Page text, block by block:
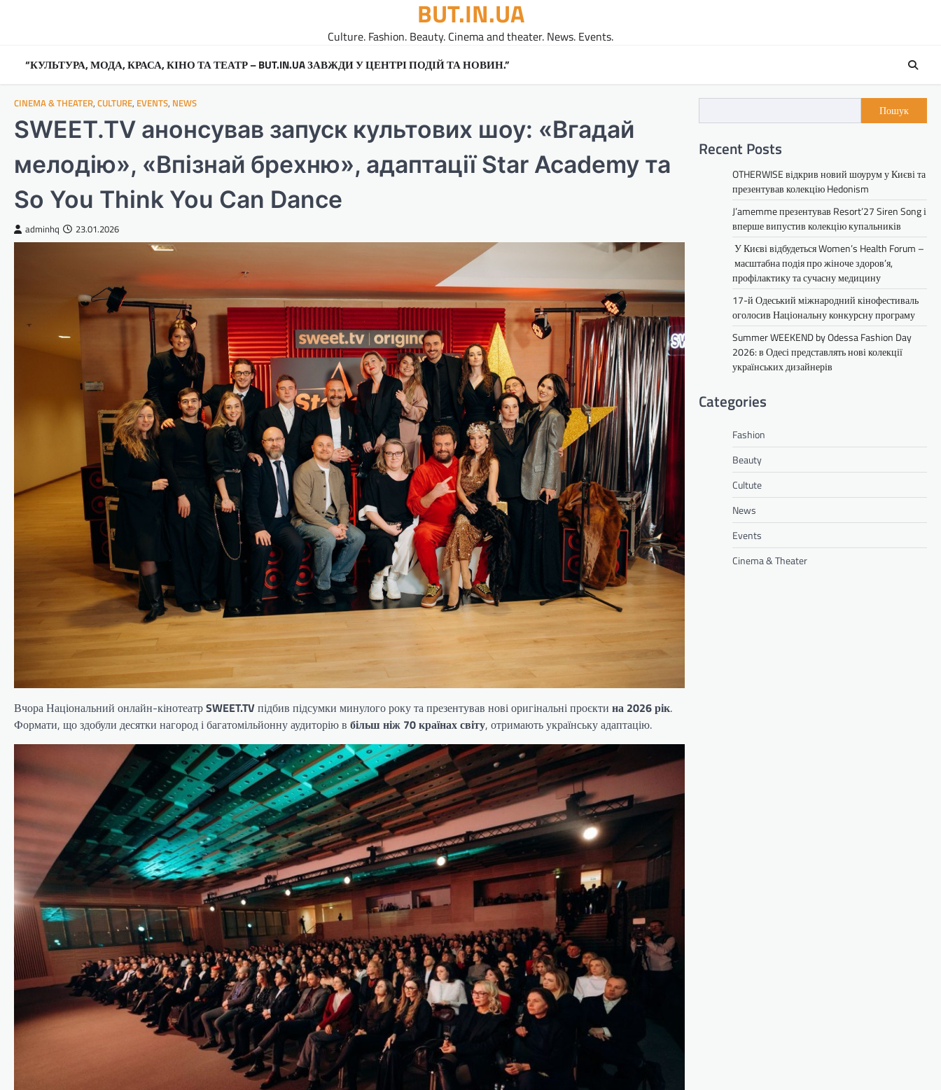
BUT.IN.UA
Culture. Fashion. Beauty. Cinema and theater. News. Events.
“КУЛЬТУРА, МОДА, КРАСА, КІНО ТА ТЕАТР – BUT.IN.UA ЗАВЖДИ У ЦЕНТРІ ПОДІЙ ТА НОВИН.”
CINEMA & THEATER, CULTURE, EVENTS, NEWS
SWEET.TV анонсував запуск культових шоу: «Вгадай
мелодію», «Впізнай брехню», адаптації Star Academy та
So You Think You Can Dance
adminhq 23.01.2026
Вчора Національний онлайн-кінотеатрSWEET.TVпідбив підсумки минулого року та презентував нові оригінальні проєкти на 2026 рік.
Формати, що здобули десятки нагород і багатомільйонну аудиторію в більш ніж 70 країнах світу, отримають українську адаптацію.
Пошук
Recent Posts
OTHERWISE відкрив новий шоурум у Києві та
презентував колекцію Hedonism
J’amemme презентував Resort’27 Siren Song і
вперше випустив колекцію купальників
У Києві відбудеться Women’s Health Forum –
масштабна подія про жіноче здоров’я,
профілактику та сучасну медицину
17-й Одеський міжнародний кінофестиваль
оголосив Національну конкурсну програму
Summer WEEKEND by Odessa Fashion Day
2026: в Одесі представлять нові колекції
українських дизайнерів
Categories
Fashion
Beauty
Cultute
News
Events
Cinema & Theater